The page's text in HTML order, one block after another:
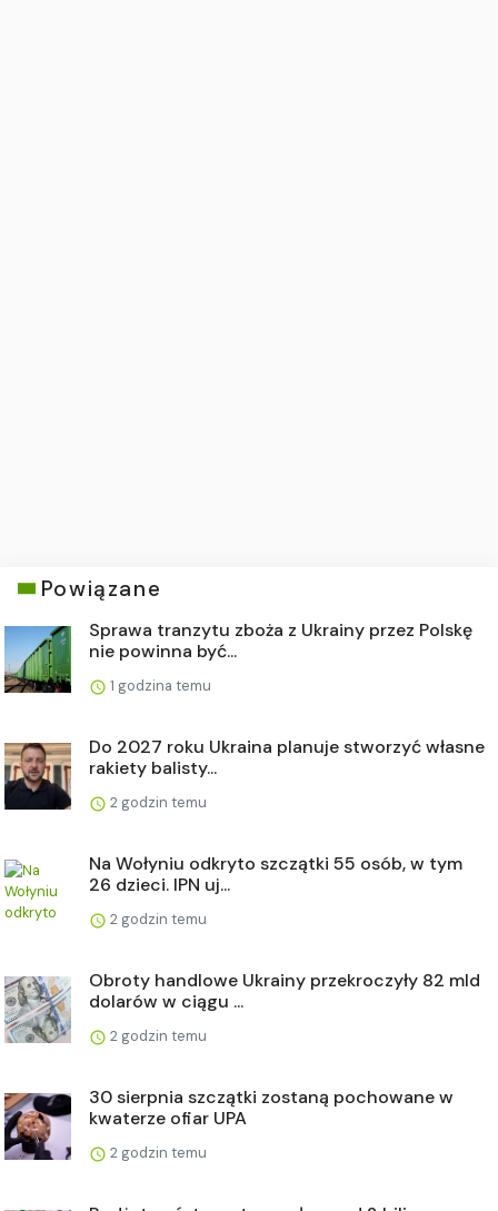
Powiązane
Sprawa tranzytu zboża z Ukrainy przez Polskę
nie powinna być...
1 godzina temu
Do 2027 roku Ukraina planuje stworzyć własne
rakiety balisty...
2 godzin temu
Na Wołyniu odkryto szczątki 55 osób, w tym
26 dzieci. IPN uj...
2 godzin temu
Obroty handlowe Ukrainy przekroczyły 82 mld
dolarów w ciągu ...
2 godzin temu
30 sierpnia szczątki zostaną pochowane w
kwaterze ofiar UPA
2 godzin temu